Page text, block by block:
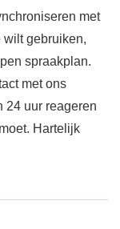
met
wilt gebruiken,
spraakplan.
met ons
24 uur reageren
Hartelijk